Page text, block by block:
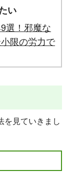
い
選！邪魔な
限の労力で
を見ていきまし